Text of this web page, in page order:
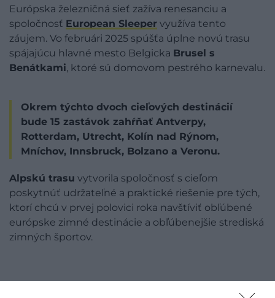
Európska železničná sieť zažíva renesanciu a
spoločnosť European Sleeper využíva tento
záujem. Vo februári 2025 spúšťa úplne novú trasu
spájajúcu hlavné mesto Belgicka Brusel s
Benátkami, ktoré sú domovom pestrého karnevalu.
Okrem týchto dvoch cieľových destinácií
bude 15 zastávok zahŕňať Antverpy,
Rotterdam, Utrecht, Kolín nad Rýnom,
Mníchov, Innsbruck, Bolzano a Veronu.
Alpskú trasu vytvorila spoločnosť s cieľom
poskytnúť udržateľné a praktické riešenie pre tých,
ktorí chcú v prvej polovici roka navštíviť obľúbené
európske zimné destinácie a obľúbenejšie strediská
zimných športov.